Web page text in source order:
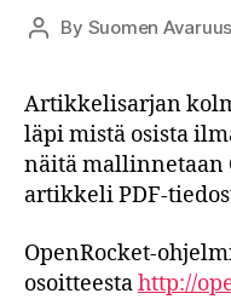
Post
By Suomen
Artikkelisarjan
läpi mistä osista
näitä mallinnetaan
artikkeli PDF-
OpenRocket-
osoitteestahttp://